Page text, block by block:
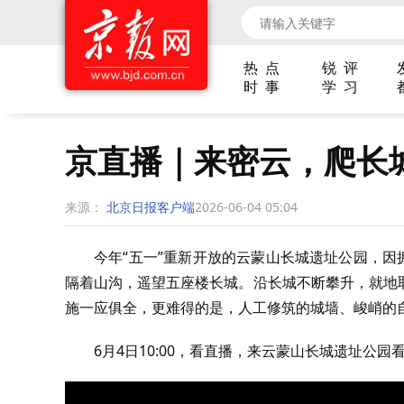
热 点 锐 评
时 事
学 习
京直播｜来密云，爬长
来源： 北京日报客户端2026-06-04 05:04
今年“五一”重新开放的云蒙山长城遗址公园，
隔着山沟，遥望五座楼长城。沿长城不断攀升，就
施一应俱全，更难得的是，人工修筑的城墙、峻峭
6月4日10:00，看直播，来云蒙山长城遗址公园